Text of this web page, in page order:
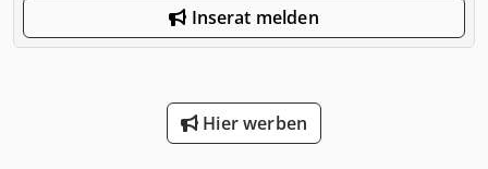
Inserat melden
Hier werben